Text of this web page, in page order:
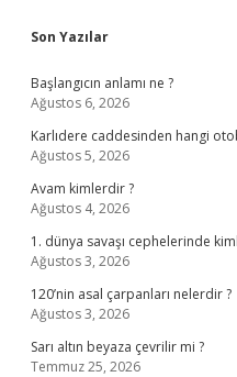
Sidebar
Son Yazılar
Başlangıcın anlamı ne ?
Ağustos 6, 2026
Karlıdere caddesinden hangi
Ağustos 5, 2026
Avam kimlerdir ?
Ağustos 4, 2026
1. dünya savaşı cephelerinde
Ağustos 3, 2026
120’nin asal çarpanları nelerdir ?
Ağustos 3, 2026
Sarı altın beyaza çevrilir mi ?
Temmuz 25, 2026